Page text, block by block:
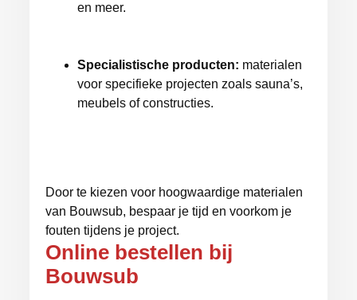
en meer.
Specialistische producten: materialen
voor specifieke projecten zoals sauna’s,
meubels of constructies.
Door te kiezen voor hoogwaardige materialen
van Bouwsub, bespaar je tijd en voorkom je
fouten tijdens je project.
Online bestellen bij
Bouwsub